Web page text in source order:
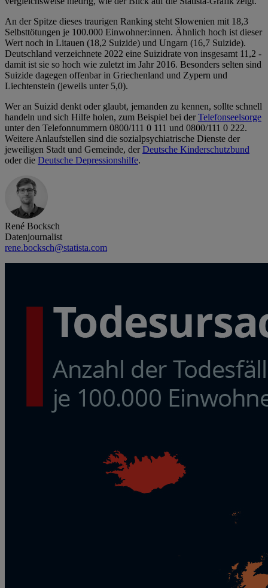
An der Spitze dieses traurigen Ranking steht Slowenien mit 18,3
Selbsttötungen je 100.000 Einwohner:innen. Ähnlich hoch ist dieser
Wert noch in Litauen (18,2 Suizide) und Ungarn (16,7 Suizide).
Deutschland verzeichnete 2022 eine Suizidrate von insgesamt 11,2 -
damit ist sie so hoch wie zuletzt im Jahr 2016. Besonders selten sind
Suizide dagegen offenbar in Griechenland und Zypern und
Liechtenstein (jeweils unter 5,0).
Wer an Suizid denkt oder glaubt, jemanden zu kennen, sollte schnell
handeln und sich Hilfe holen, zum Beispiel bei derTelefonseelsorge
unter den Telefonnummern 0800/111 0 111 und 0800/111 0 222.
Weitere Anlaufstellen sind die sozialpsychiatrische Dienste der
jeweiligen Stadt und Gemeinde, derDeutsche Kinderschutzbund
oder die Deutsche Depressionshilfe.
René Bocksch
Datenjournalist
rene.bocksch@statista.com